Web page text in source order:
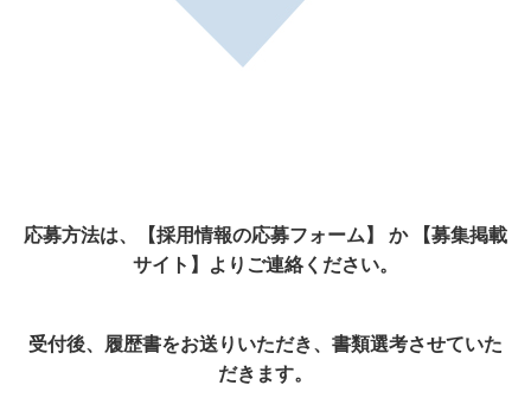
応募方法は、【採用情報の応募フォーム】 か 【募集掲載
サイト】よりご連絡ください。
受付後、履歴書をお送りいただき、書類選考させていた
だきます。